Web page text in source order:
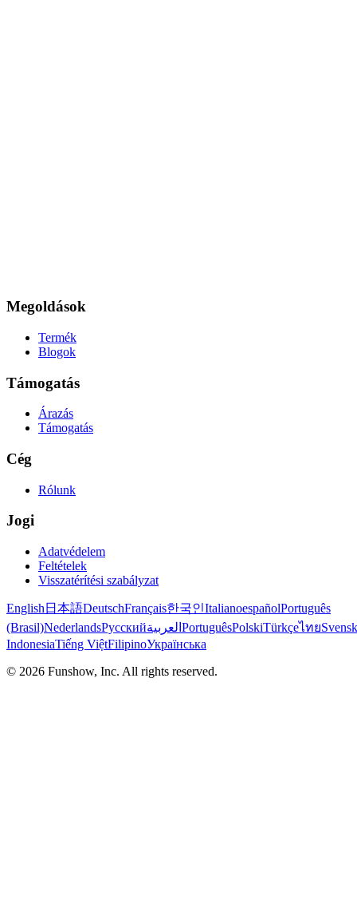
Megoldások
Termék
Blogok
Támogatás
Árazás
Támogatás
Cég
Rólunk
Jogi
Adatvédelem
Feltételek
Visszatérítési szabályzat
English 日本語DeutschFrançais한국인ItalianoespañolPortuguês
(Brasil)NederlandsРусскийالعربية PortuguêsPolskiTürkçeไทย
IndonesiaTiếng ViệtFilipinoУкраїнська
© 2026 Funshow, Inc. All rights reserved.